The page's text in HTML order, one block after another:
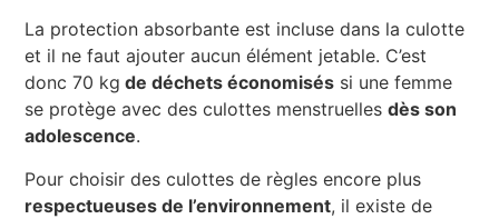
La protection absorbante est incluse dans la culotte
et il ne faut ajouter aucun élément jetable. C’est
donc 70 kg de déchets économisés si une femme
se protège avec des culottes menstruellesdès son
adolescence.
Pour choisir des culottes de règles encore plus
respectueuses de l’environnement, il existe de